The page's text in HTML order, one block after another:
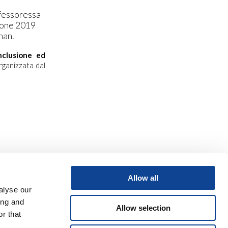
our
and
that
Allow all
Allow selection
2019
ed
dal